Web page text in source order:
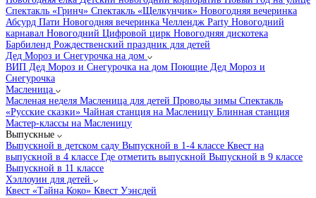
Спектакль «Гринч» Спектакль «Щелкунчик» Новогодняя вечеринка
Абсурд Пати Новогодняя вечеринка Челлендж Party Новогодний
карнавал Новогодний Цифровой цирк Новогодняя дискотека
Барбиленд Рождественский праздник для детей
Дед Мороз и Снегурочка на дом
ВИП Дед Мороз и Снегурочка на дом Поющие Дед Мороз и
Снегурочка
Масленица
Масленая неделя Масленица для детей Проводы зимы Спектакль
«Русские сказки» Чайная станция на Масленицу Блинная станция
Мастер-классы на Масленицу
Выпускные
Выпускной в детском саду Выпускной в 1-4 классе Квест на
выпускной в 4 классе Где отметить выпускной Выпускной в 9 классе
Выпускной в 11 классе
Хэллоуин для детей
Квест «Тайна Коко» Квест Уэнсдей